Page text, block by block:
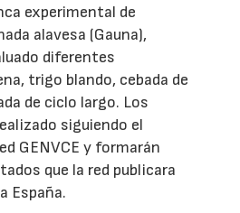
experimental de
alavesa (Gauna),
diferentes
trigo blando, cebada de
de ciclo largo. Los
siguiendo el
GENVCE y formarán
que la red publicara
España.